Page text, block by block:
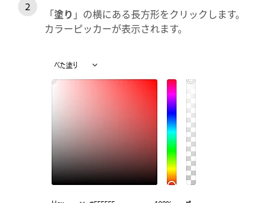
「塗り 」の横にある長方形をクリックします。
カラーピッカーが表示されます。